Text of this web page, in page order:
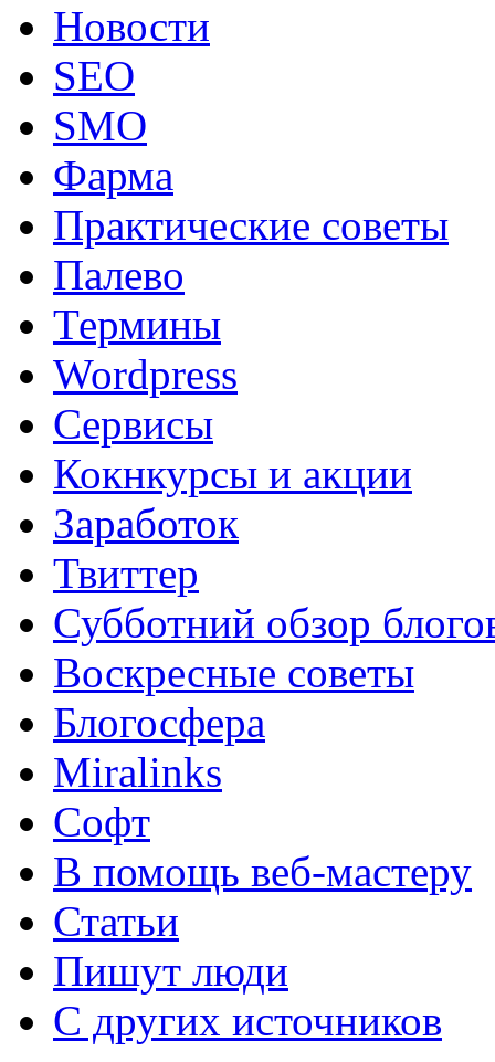
Новости
SEO
SMO
Фарма
Практические советы
Палево
Термины
Wordpress
Сервисы
Кокнкурсы и акции
Заработок
Твиттер
Субботний обзор
Воскресные советы
Блогосфера
Miralinks
Софт
В помощь веб-мастеру
Статьи
Пишут люди
С других источников